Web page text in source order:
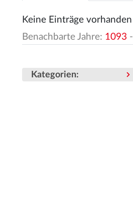
Keine Einträge vorhanden
Benachbarte Jahre: 1093 -
Kategorien: